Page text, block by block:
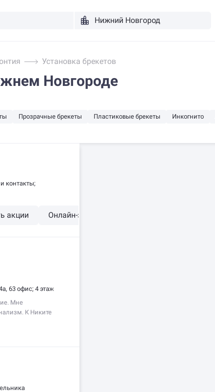
Установка брекетов
Новгороде
Прозрачные брекеты Пластиковые брекеты Инкогнито
контакты;
акции Онлайн-запись
63 офис; 4 этаж
Мне
К Никите